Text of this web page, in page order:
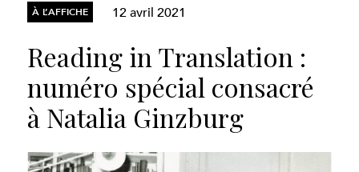
À L’AFFICHE 12 avril 2021
Reading in Translation :
numéro spécial consacré
à Natalia Ginzburg